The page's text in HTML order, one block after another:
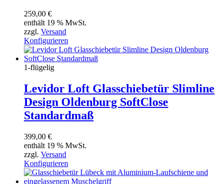
259,00 €
enthält 19 % MwSt.
zzgl. Versand
Konfigurieren
1-flügelig
Levidor Loft Glasschiebetür Slimline
Design Oldenburg SoftClose
Standardmaß
399,00 €
enthält 19 % MwSt.
zzgl. Versand
Konfigurieren